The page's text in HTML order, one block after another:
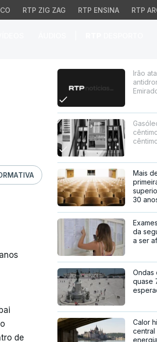
RTP ZIG ZAG RTP ENSINA RTP
de
Irão
Mais
30
da
a ser
Ondas
quase
Calor
central
energia